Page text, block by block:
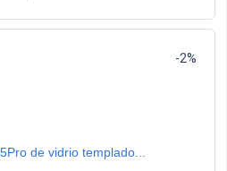
de vidrio templado...
-2%